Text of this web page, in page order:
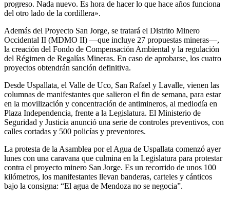
progreso. Nada nuevo. Es hora de hacer lo que hace años funciona
del otro lado de la cordillera».
Además del Proyecto San Jorge, se tratará el Distrito Minero
Occidental II (MDMO II) —que incluye 27 propuestas mineras—,
la creación del Fondo de Compensación Ambiental y la regulación
del Régimen de Regalías Mineras. En caso de aprobarse, los cuatro
proyectos obtendrán sanción definitiva.
Desde Uspallata, el Valle de Uco, San Rafael y Lavalle, vienen las
columnas de manifestantes que salieron el fin de semana, para estar
en la movilización y concentración de antimineros, al mediodía en
Plaza Independencia, frente a la Legislatura. El Ministerio de
Seguridad y Justicia anunció una serie de controles preventivos, con
calles cortadas y 500 policías y preventores.
La protesta de la Asamblea por el Agua de Uspallata comenzó ayer
lunes con una caravana que culmina en la Legislatura para protestar
contra el proyecto minero San Jorge. Es un recorrido de unos 100
kilómetros, los manifestantes llevan banderas, carteles y cánticos
bajo la consigna: “El agua de Mendoza no se negocia”.